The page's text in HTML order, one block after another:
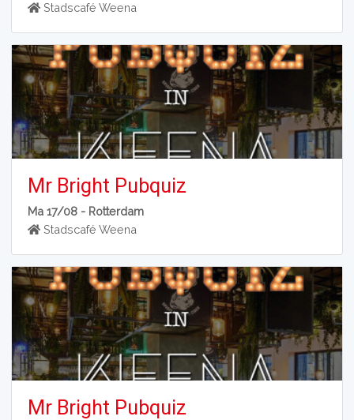
Stadscafé Weena
Mr Bright Pubquiz
Ma 17/08 - Rotterdam
Stadscafé Weena
Mr Bright Pubquiz